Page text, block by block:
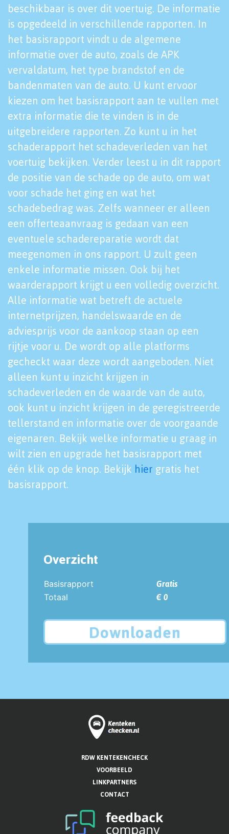
beschikbaar is over dit voertuig. De informatie
is opgedeeld in verschillende rapporten. In
het basisrapport vindt u de algemene
informatie over de auto, zoals de APK
vervaldatum, het type brandstof en de
bandenmaten van de auto. U kunt ervoor
kiezen om het basisrapport aan te vullen met
extra informatie die te vinden is in de
uitgebreidere rapporten. Zo kunt u in het
schaderapport het schadeverleden van het
voertuig bekijken. Verder leest u in dit rapport
de positie van de schade op de auto, om wat
voor schade het ging en wat het
schadebedrag was. Zelfs wanneer er alleen
een offerteaanvraag is gedaan van een
eventuele schadereparatie wordt dat
meegenomen in ons rapport. U zult geen
enkele informatie missen. Ook bij het
waarderapport krijgt u een volledig overzicht.
Alle informatie wat betreft de actuele
internetprijzen, handelswaarde en de
adviesprijs voor de aankoop staan op een
rijtje voor u. De wordt op alle platforms
gecheckt waar deze wordt aangeboden. Niet
alleen kunt u inzicht krijgen in
schadeverleden en de waarde van de auto,
ook kunt u inzicht krijgen in de geregistreerde
tellerstand en informatie over de voorgaande
eigenaren. Bekijk welke informatie u graag in
wilt zien en upgrade het basisrapport met
één klik op de knop. Bekijk hier gratis het
basisrapport.
Overzicht
Basisrapport
Gratis
Totaal
€ 0
Downloaden
RDW KENTEKENCHECK
VOORBEELD
LINKPARTNERS
CONTACT